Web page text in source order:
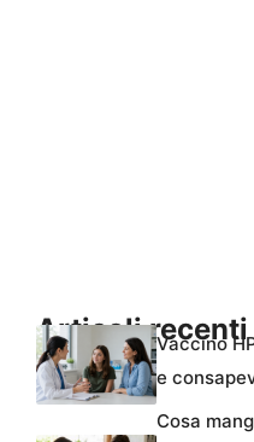
Articoli recenti
Vaccino
e
Cosa